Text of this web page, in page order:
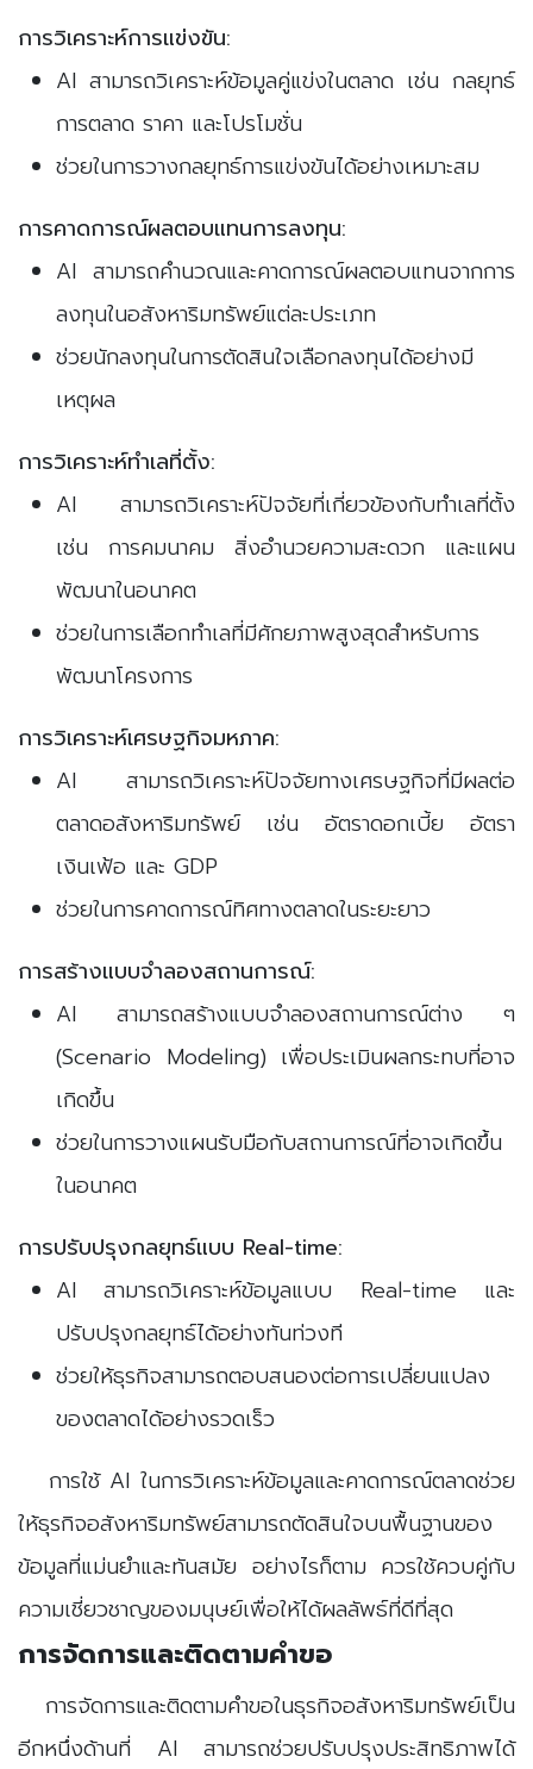
การวิเคราะห์การแข่งขัน:
AI สามารถวิเคราะห์ข้อมูลคู่แข่งในตลาด เช่น กลยุทธ์
การตลาด ราคา และโปรโมชั่น
ช่วยในการวางกลยุทธ์การแข่งขันได้อย่างเหมาะสม
การคาดการณ์ผลตอบแทนการลงทุน:
AI สามารถคำนวณและคาดการณ์ผลตอบแทนจากการ
ลงทุนในอสังหาริมทรัพย์แต่ละประเภท
ช่วยนักลงทุนในการตัดสินใจเลือกลงทุนได้อย่างมี
เหตุผล
การวิเคราะห์ทำเลที่ตั้ง:
AI สามารถวิเคราะห์ปัจจัยที่เกี่ยวข้องกับทำเลที่ตั้ง
เช่น การคมนาคม สิ่งอำนวยความสะดวก และแผน
พัฒนาในอนาคต
ช่วยในการเลือกทำเลที่มีศักยภาพสูงสุดสำหรับการ
พัฒนาโครงการ
การวิเคราะห์เศรษฐกิจมหภาค:
AI สามารถวิเคราะห์ปัจจัยทางเศรษฐกิจที่มีผลต่อ
ตลาดอสังหาริมทรัพย์ เช่น อัตราดอกเบี้ย อัตรา
เงินเฟ้อ และ GDP
ช่วยในการคาดการณ์ทิศทางตลาดในระยะยาว
การสร้างแบบจำลองสถานการณ์:
AI สามารถสร้างแบบจำลองสถานการณ์ต่าง ๆ
(Scenario Modeling) เพื่อประเมินผลกระทบที่อาจ
เกิดขึ้น
ช่วยในการวางแผนรับมือกับสถานการณ์ที่อาจเกิดขึ้น
ในอนาคต
การปรับปรุงกลยุทธ์แบบ Real-time:
AI สามารถวิเคราะห์ข้อมูลแบบ Real-time และ
ปรับปรุงกลยุทธ์ได้อย่างทันท่วงที
ช่วยให้ธุรกิจสามารถตอบสนองต่อการเปลี่ยนแปลง
ของตลาดได้อย่างรวดเร็ว
การใช้ AI ในการวิเคราะห์ข้อมูลและคาดการณ์ตลาดช่วย
ให้ธุรกิจอสังหาริมทรัพย์สามารถตัดสินใจบนพื้นฐานของ
ข้อมูลที่แม่นยำและทันสมัย อย่างไรก็ตาม ควรใช้ควบคู่กับ
ความเชี่ยวชาญของมนุษย์เพื่อให้ได้ผลลัพธ์ที่ดีที่สุด
การจัดการและติดตามคำขอ
การจัดการและติดตามคำขอในธุรกิจอสังหาริมทรัพย์เป็น
อีกหนึ่งด้านที่ AI สามารถช่วยปรับปรุงประสิทธิภาพได้